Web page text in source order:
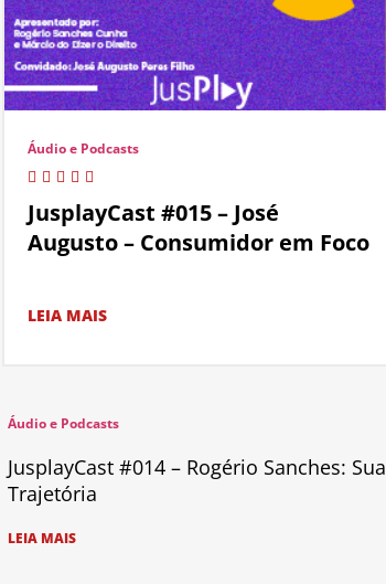
Áudio e Podcasts
JusplayCast #015 – José
Augusto – Consumidor em Foco
LEIA MAIS
Áudio e Podcasts
JusplayCast #014 – Rogério Sanches: Sua
Trajetória
LEIA MAIS